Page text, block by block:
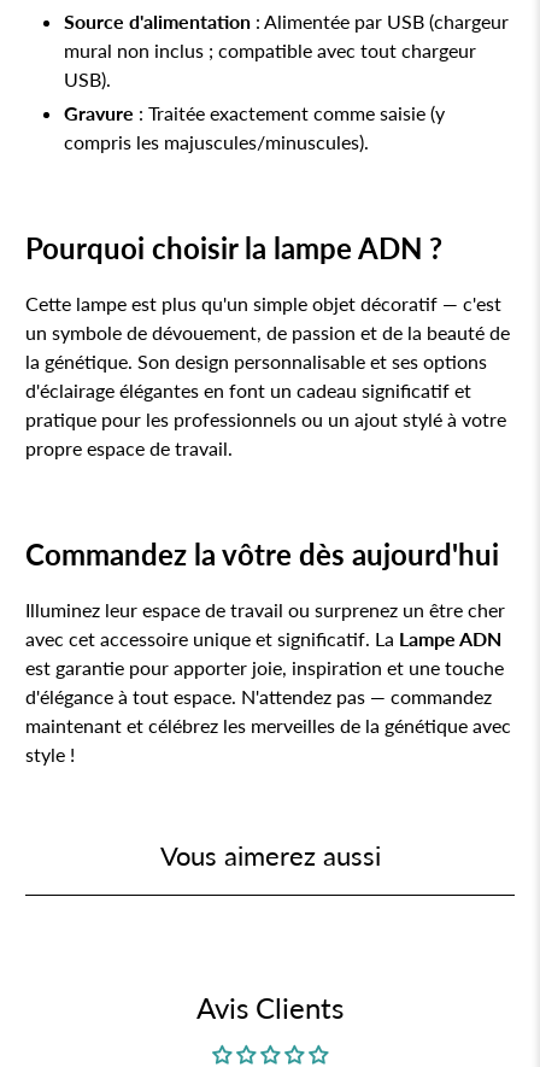
Source d'alimentation : Alimentée par USB (chargeur
mural non inclus ; compatible avec tout chargeur
USB).
Gravure : Traitée exactement comme saisie (y
compris les majuscules/minuscules).
Pourquoi choisir la lampe ADN ?
Cette lampe est plus qu'un simple objet décoratif — c'est
un symbole de dévouement, de passion et de la beauté de
la génétique. Son design personnalisable et ses options
d'éclairage élégantes en font un cadeau significatif et
pratique pour les professionnels ou un ajout stylé à votre
propre espace de travail.
Commandez la vôtre dès aujourd'hui
Illuminez leur espace de travail ou surprenez un être cher
avec cet accessoire unique et significatif. La Lampe ADN
est garantie pour apporter joie, inspiration et une touche
d'élégance à tout espace. N'attendez pas — commandez
maintenant et célébrez les merveilles de la génétique avec
style !
Vous aimerez aussi
Avis Clients